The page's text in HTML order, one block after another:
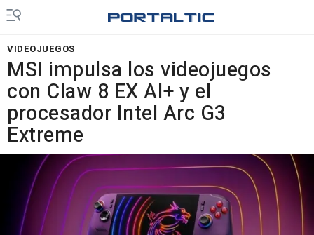
VIDEOJUEGOS
MSI impulsa los videojuegos
con Claw 8 EX AI+ y el
procesador Intel Arc G3
Extreme